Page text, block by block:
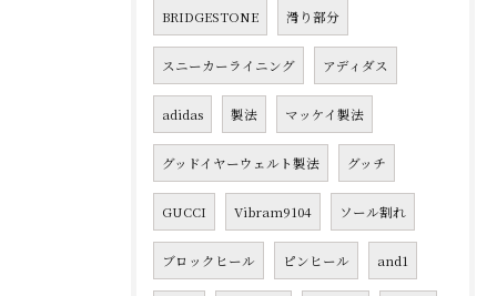
BRIDGESTONE 滑り部分
スニーカーライニング アディダス
adidas 製法 マッケイ製法
グッドイヤーウェルト製法 グッチ
GUCCI Vibram9104 ソール割れ
ブロックヒール ピンヒール and1